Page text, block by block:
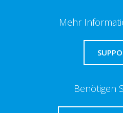
Mehr
Benötigen